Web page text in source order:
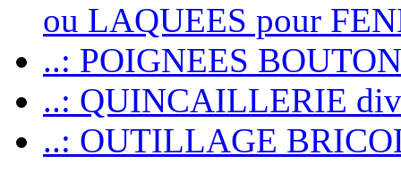
ou LAQUEES pour
..: POIGNEES
..: QUINCAILLERIE
..: OUTILLAGE